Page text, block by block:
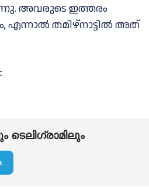
അവരുടെ ഇത്തരം
എന്നാല്‍ തമിഴ്നാട്ടില്‍ അത്